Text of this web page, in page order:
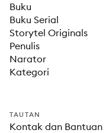
Buku
Buku Serial
Storytel Originals
Penulis
Narator
Kategori
TAUTAN
Kontak dan Bantuan